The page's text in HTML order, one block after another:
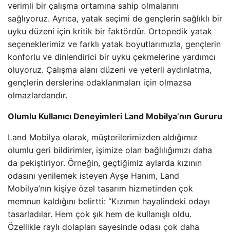
verimli bir çalışma ortamına sahip olmalarını
sağlıyoruz. Ayrıca, yatak seçimi de gençlerin sağlıklı bir
uyku düzeni için kritik bir faktördür. Ortopedik yatak
seçeneklerimiz ve farklı yatak boyutlarımızla, gençlerin
konforlu ve dinlendirici bir uyku çekmelerine yardımcı
oluyoruz. Çalışma alanı düzeni ve yeterli aydınlatma,
gençlerin derslerine odaklanmaları için olmazsa
olmazlardandır.
Olumlu Kullanıcı Deneyimleri Land Mobilya’nın Gururu
Land Mobilya olarak, müşterilerimizden aldığımız
olumlu geri bildirimler, işimize olan bağlılığımızı daha
da pekiştiriyor. Örneğin, geçtiğimiz aylarda kızının
odasını yenilemek isteyen Ayşe Hanım, Land
Mobilya’nın kişiye özel tasarım hizmetinden çok
memnun kaldığını belirtti: “Kızımın hayalindeki odayı
tasarladılar. Hem çok şık hem de kullanışlı oldu.
Özellikle raylı dolapları sayesinde odası çok daha